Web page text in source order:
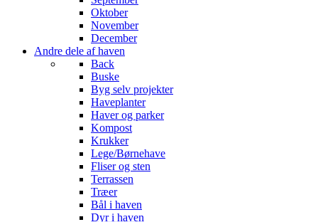
Oktober
November
December
Andre dele af haven
Back
Buske
Byg selv projekter
Haveplanter
Haver og parker
Kompost
Krukker
Lege/Børnehave
Fliser og sten
Terrassen
Træer
Bål i haven
Dyr i haven